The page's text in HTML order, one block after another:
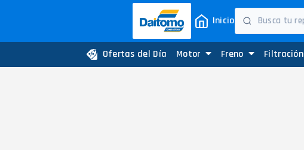
Inicio
Ofertas del Día Motor Freno Filtración